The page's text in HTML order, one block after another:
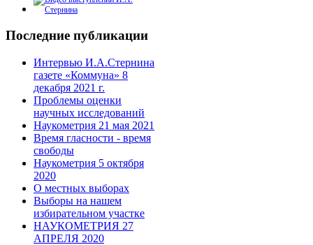
Последние публикации
Интервью И.А.Стернина
газете «Коммуна» 8
декабря 2021 г.
Проблемы оценки
научных исследований
Наукометрия 21 мая 2021
Время гласности - время
свободы
Наукометрия 5 октября
2020
О местных выборах
Выборы на нашем
избирательном участке
НАУКОМЕТРИЯ 27
АПРЕЛЯ 2020